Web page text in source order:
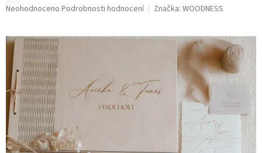
Průměrné
je
0,0
hvězdiček.
Neohodnoceno Podrobnosti hodnocení Značka: WOODNESS